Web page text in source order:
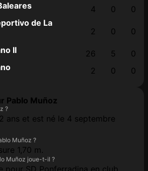
4 0
0
de La
2 0
0
II
26 5
0
2 0 0
Pablo Muñoz
?
ans et est né le 4 septembre
Muñoz ?
1,70 m.
Muñoz joue-t-il ?
pour SD Ponferradina en club.